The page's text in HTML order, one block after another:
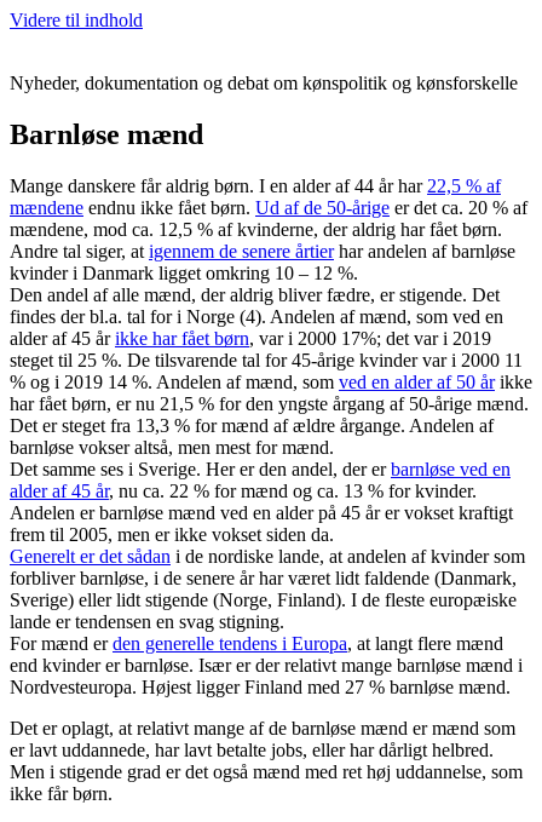
Videre til indhold
Nyheder, dokumentation og debat om kønspolitik og kønsforskelle
Barnløse mænd
Mange danskere får aldrig børn. I en alder af 44 år har 22,5 % af
mændene endnu ikke fået børn. Ud af de 50-årige er det ca. 20 % af
mændene, mod ca. 12,5 % af kvinderne, der aldrig har fået børn.
Andre tal siger, at igennem de senere årtierhar andelen af barnløse
kvinder i Danmark ligget omkring 10 – 12 %.
Den andel af alle mænd, der aldrig bliver fædre, er stigende. Det
findes der bl.a. tal for i Norge (4). Andelen af mænd, som ved en
alder af 45 årikke har fået børn, var i 2000 17%; det var i 2019
steget til 25 %. De tilsvarende tal for 45-årige kvinder var i 2000 11
% og i 2019 14 %. Andelen af mænd, som ved en alder af 50 årikke
har fået børn, er nu 21,5 % for den yngste årgang af 50-årige mænd.
Det er steget fra 13,3 % for mænd af ældre årgange. Andelen af
barnløse vokser altså, men mest for mænd.
Det samme ses i Sverige. Her er den andel, der erbarnløse ved en
alder af 45 år, nu ca. 22 % for mænd og ca. 13 % for kvinder.
Andelen er barnløse mænd ved en alder på 45 år er vokset kraftigt
frem til 2005, men er ikke vokset siden da.
Generelt er det sådan i de nordiske lande, at andelen af kvinder som
forbliver barnløse, i de senere år har været lidt faldende (Danmark,
Sverige) eller lidt stigende (Norge, Finland). I de fleste europæiske
lande er tendensen en svag stigning.
For mænd erden generelle tendens i Europa, at langt flere mænd
end kvinder er barnløse. Især er der relativt mange barnløse mænd i
Nordvesteuropa. Højest ligger Finland med 27 % barnløse mænd.
Det er oplagt, at relativt mange af de barnløse mænd er mænd som
er lavt uddannede, har lavt betalte jobs, eller har dårligt helbred.
Men i stigende grad er det også mænd med ret høj uddannelse, som
ikke får børn.